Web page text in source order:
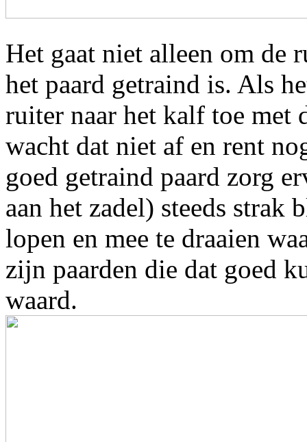
Het gaat niet alleen om de
het paard getraind is. Als
ruiter naar het kalf toe met
wacht dat niet af en rent
goed getraind paard zorg
aan het zadel) steeds strak
lopen en mee te draaien
zijn paarden die dat goed
waard.